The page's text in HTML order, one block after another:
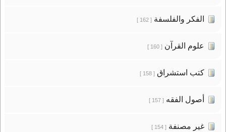
الفكر والفلسفة[ 162 ]
علوم القرآن[ 160 ]
كتب استشراق[ 158 ]
أصول الفقه[ 157 ]
غير مصنفة[ 154 ]